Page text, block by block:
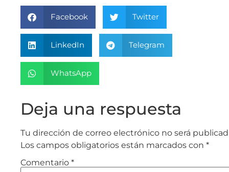
Facebook Twitter
LinkedIn Telegram
WhatsApp
Deja una respuesta
Tu dirección de correo electrónico no será
Los campos obligatorios están marcados con *
Comentario *